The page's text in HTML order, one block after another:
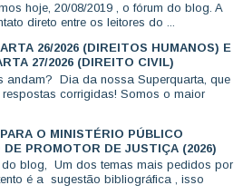
hoje, 20/08/2019 , o fórum do blog. A
direto entre os leitores do ...
26/2026 (DIREITOS HUMANOS) E
27/2026 (DIREITO CIVIL)
andam? Dia da nossa Superquarta, que
corrigidas! Somos o maior
O MINISTÉRIO PÚBLICO
PROMOTOR DE JUSTIÇA (2026)
blog, Um dos temas mais pedidos por
é a sugestão bibliográfica , isso